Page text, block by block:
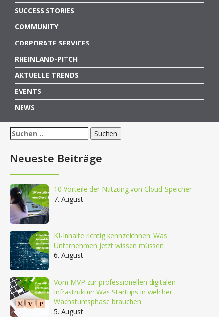
SUCCESS STORIES
COMMUNITY
CORPORATE SERVICES
RHEINLAND-PITCH
AKTUELLE TRENDS
EVENTS
NEWS
Suchen
nach:
Neueste Beiträge
10 Vorteile der Nutzung von Cloud-Speicher
7. August
KI-Inhalte richtig kennzeichnen: Was
Unternehmen jetzt wissen müssen
6. August
Vom MVP zur professionellen digitalen
Infrastruktur: Was Startups in welcher
Wachstumsphase brauchen
5. August